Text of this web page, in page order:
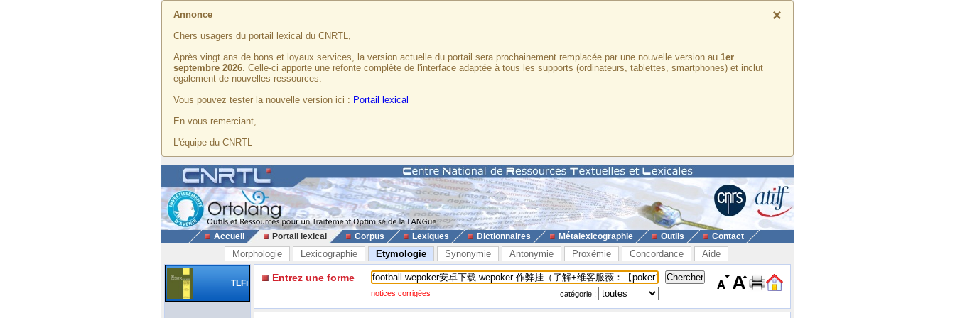
×
Annonce
Chers usagers du portail lexical du CNRTL,
Après vingt ans de bons et loyaux services, la version actuelle du portail sera prochainement remplacée par une nouvelle version au 1er
septembre 2026. Celle-ci apporte une refonte complète de l'interface adaptée à tous les supports (ordinateurs, tablettes, smartphones) et inclut
également de nouvelles ressources.
Vous pouvez tester la nouvelle version ici : Portail lexical
En vous remerciant,
L'équipe du CNRTL
Accueil Portail lexical Corpus Lexiques Dictionnaires Métalexicographie Outils Contact
Morphologie Lexicographie Etymologie Synonymie Antonymie Proxémie Concordance Aide
TLFi Entrez une forme
notices corrigées catégorie :